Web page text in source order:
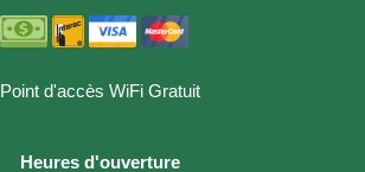
Point d'accès WiFi Gratuit
Heures d'ouverture